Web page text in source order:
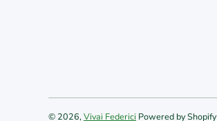
© 2026, Vivai Federici Powered by Shopify